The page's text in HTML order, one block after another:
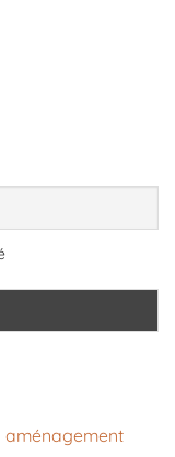
aménagement